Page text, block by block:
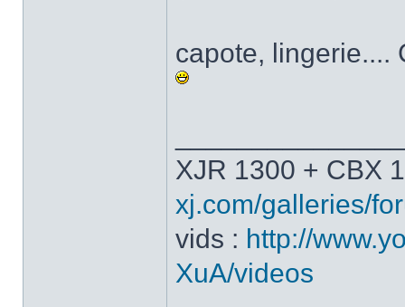
capote, lingerie....
XJR 1300 + CBX
xj.com/galleries/
vids : http://
XuA/videos